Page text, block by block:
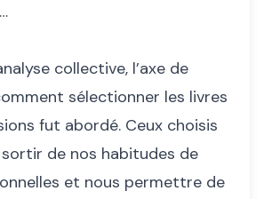
collective, l’axe de
sélectionner les livres
fut abordé. Ceux choisis
de nos habitudes de
et nous permettre de